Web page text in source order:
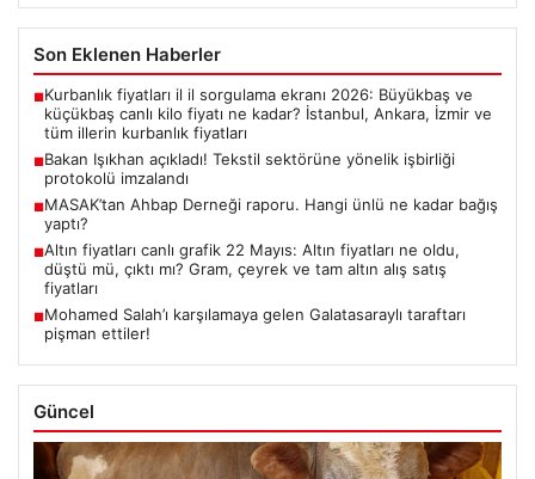
Son Eklenen Haberler
■Kurbanlık fiyatları il il sorgulama ekranı 2026: Büyükbaş ve
küçükbaş canlı kilo fiyatı ne kadar? İstanbul, Ankara, İzmir ve
tüm illerin kurbanlık fiyatları
■Bakan Işıkhan açıkladı! Tekstil sektörüne yönelik işbirliği
protokolü imzalandı
■MASAK’tan Ahbap Derneği raporu. Hangi ünlü ne kadar bağış
yaptı?
■Altın fiyatları canlı grafik 22 Mayıs: Altın fiyatları ne oldu,
düştü mü, çıktı mı? Gram, çeyrek ve tam altın alış satış
fiyatları
■Mohamed Salah’ı karşılamaya gelen Galatasaraylı taraftarı
pişman ettiler!
Güncel